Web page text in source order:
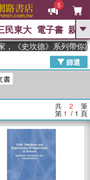
5
GO
吾 高希均教授回憶錄
、 父親節 、 如果歷
、
數學女孩：黎曼猜想 、
經
民東大 電子書 親子
《史坎德》系列帶你
篩選
書
共 2 筆
第 1 / 1 頁